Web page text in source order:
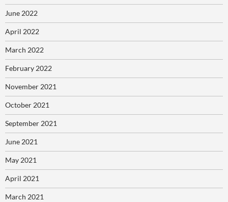
June 2022
April 2022
March 2022
February 2022
November 2021
October 2021
September 2021
June 2021
May 2021
April 2021
March 2021